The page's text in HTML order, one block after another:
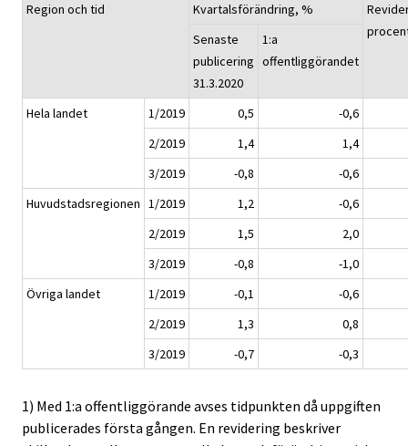
Region och tid Kvartalsförändring, %
Senaste
publicering
31.3.2020
1:a
offentliggörandet
Hela landet 1/2019 0,5
-0,6
2/2019
1,4
1,4
3/2019
-0,8
-0,6
Huvudstadsregionen 1/2019 1,2
-0,6
2/2019
1,5
2,0
3/2019
-0,8
-1,0
Övriga landet
1/2019 -0,1
-0,6
2/2019
1,3
0,8
3/2019
-0,7 -0,3
1) Med 1:a offentliggörande avses tidpunkten då uppgiften
publicerades första gången. En revidering beskriver